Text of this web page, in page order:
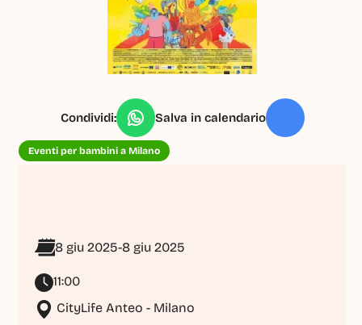
Condividi: Salva in calendario
Eventi per bambini a Milano
8 giu 2025-8 giu 2025
11:00
CityLife Anteo - Milano